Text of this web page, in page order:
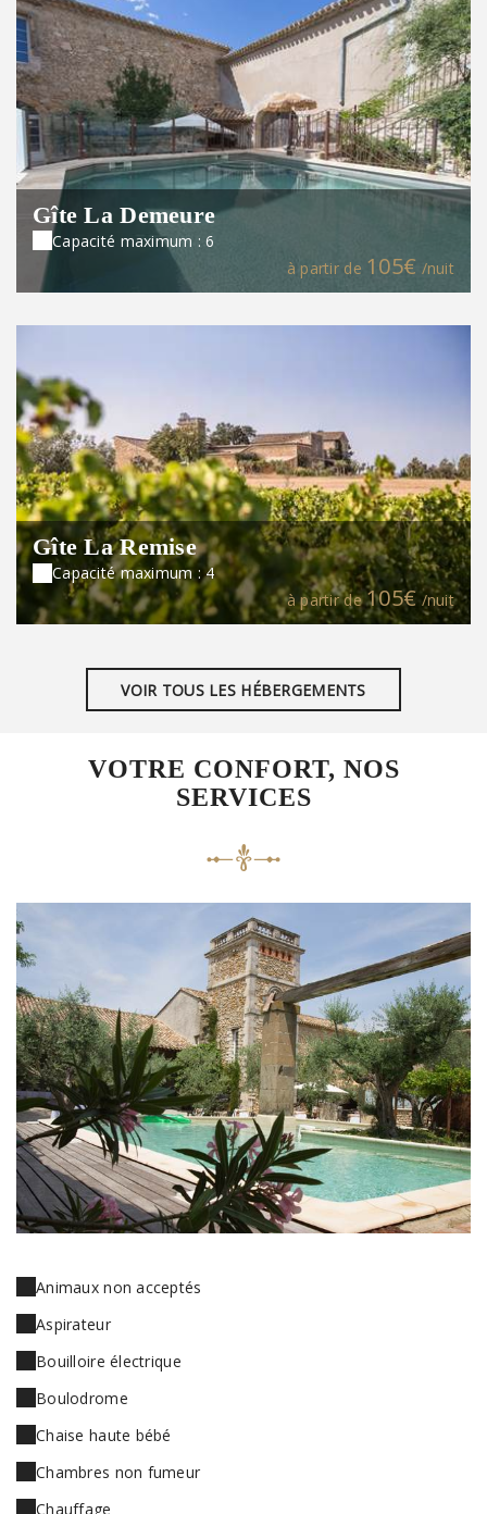
Gîte La Demeure
Capacité maximum : 6
à partir de 105€ /nuit
Gîte La Remise
Capacité maximum : 4
à partir de105€/nuit
VOIR TOUS LES HÉBERGEMENTS
VOTRE CONFORT, NOS
SERVICES
Animaux non acceptés
Aspirateur
Bouilloire électrique
Boulodrome
Chaise haute bébé
Chambres non fumeur
Chauffage